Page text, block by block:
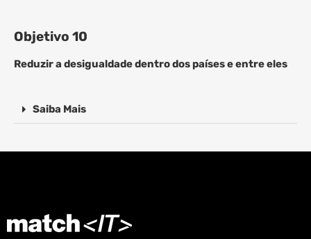
Objetivo 10
Reduzir a desigualdade dentro dos países e entre eles
Saiba Mais